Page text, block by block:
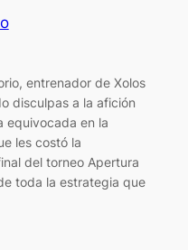
entrenador de Xolos
disculpas a la afición
equivocada en la
les costó la
del torneo Apertura
toda la estrategia que